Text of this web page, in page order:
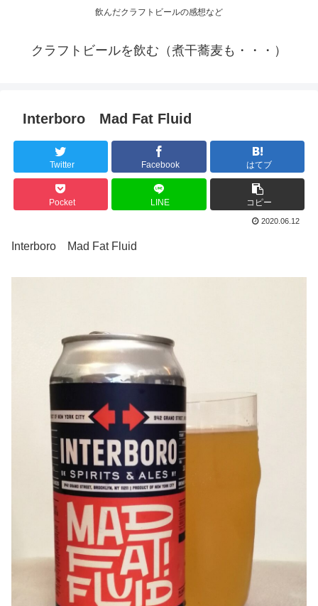
飲んだクラフトビールの感想など
クラフトビールを飲む（煮干蕎麦も・・・）
Interboro Mad Fat Fluid
Twitter Facebook はてブ
Pocket LINE コピー
2020.06.12
Interboro Mad Fat Fluid